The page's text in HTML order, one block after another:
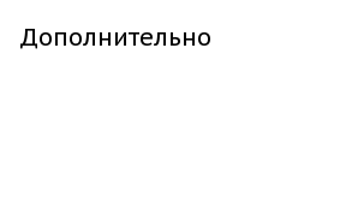
Дополнительно